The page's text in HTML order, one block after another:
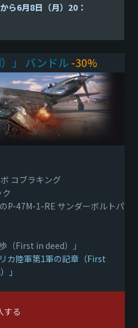
ら6月8日（月）20：
」 バンドル -30%
コブラキング
P-47M-1-RE サンダーボルトパ
（First in deed）」
リカ陸軍第1軍の記章（First
」
する